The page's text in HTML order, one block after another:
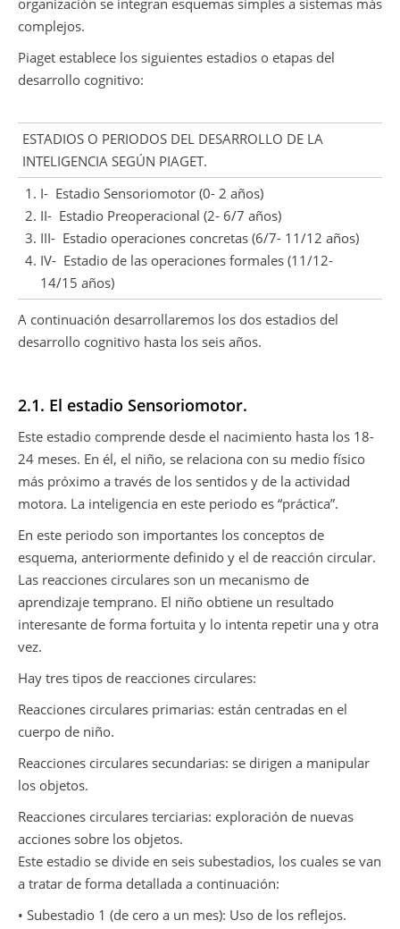
organización se integran esquemas simples a sistemas más
complejos.
Piaget establece los siguientes estadios o etapas del
desarrollo cognitivo:
ESTADIOS O PERIODOS DEL DESARROLLO DE LA
INTELIGENCIA SEGÚN PIAGET.
I- Estadio Sensoriomotor (0- 2 años)
II- Estadio Preoperacional (2- 6/7 años)
III- Estadio operaciones concretas (6/7- 11/12 años)
IV- Estadio de las operaciones formales (11/12-
14/15 años)
A continuación desarrollaremos los dos estadios del
desarrollo cognitivo hasta los seis años.
2.1. El estadio Sensoriomotor.
Este estadio comprende desde el nacimiento hasta los 18-
24 meses. En él, el niño, se relaciona con su medio físico
más próximo a través de los sentidos y de la actividad
motora. La inteligencia en este periodo es “práctica”.
En este periodo son importantes los conceptos de
esquema, anteriormente definido y el de reacción circular.
Las reacciones circulares son un mecanismo de
aprendizaje temprano. El niño obtiene un resultado
interesante de forma fortuita y lo intenta repetir una y otra
vez.
Hay tres tipos de reacciones circulares:
Reacciones circulares primarias: están centradas en el
cuerpo de niño.
Reacciones circulares secundarias: se dirigen a manipular
los objetos.
Reacciones circulares terciarias: exploración de nuevas
acciones sobre los objetos.
Este estadio se divide en seis subestadios, los cuales se van
a tratar de forma detallada a continuación:
• Subestadio 1 (de cero a un mes): Uso de los reflejos.